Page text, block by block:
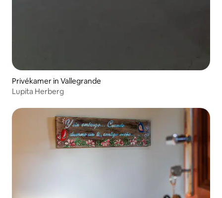
Privékamer in Vallegrande
Lupita Herberg